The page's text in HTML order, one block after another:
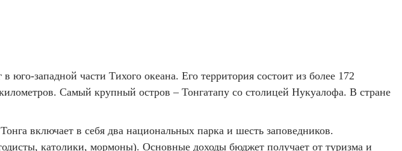
юго-западной части Тихого океана. Его территория состоит из более 172
Самый крупный остров – Тонгатапу со столицей Нукуалофа. В стране
включает в себя два национальных парка и шесть заповедников.
католики, мормоны). Основные доходы бюджет получает от туризма и